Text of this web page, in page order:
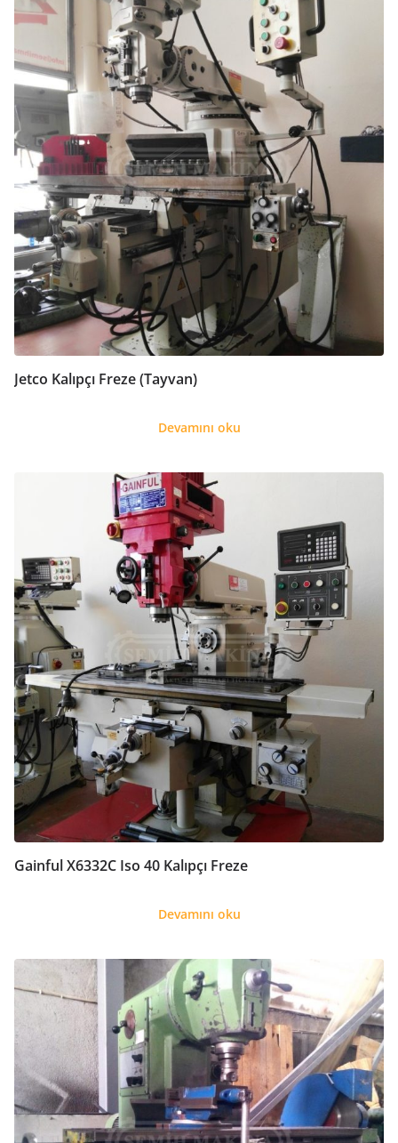
Jetco Kalıpçı Freze (Tayvan)
Devamını oku
Gainful X6332C Iso 40 Kalıpçı Freze
Devamını oku